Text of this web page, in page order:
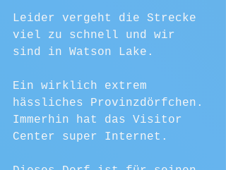
Leider vergeht die Strecke
viel zu schnell und wir
sind in Watson Lake.
Ein wirklich extrem
hässliches Provinzdörfchen.
Immerhin hat das Visitor
Center super Internet.